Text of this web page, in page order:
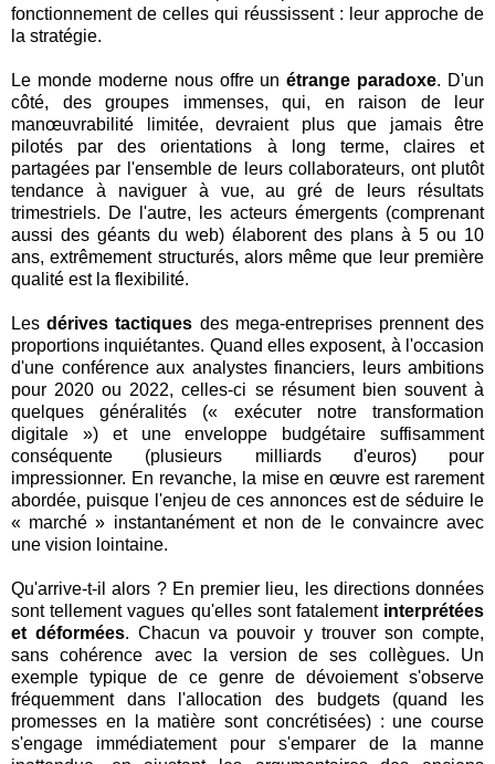
fonctionnement de celles qui réussissent : leur approche de
la stratégie.
Le monde moderne nous offre unétrange paradoxe. D'un
côté, des groupes immenses, qui, en raison de leur
manœuvrabilité limitée, devraient plus que jamais être
pilotés par des orientations à long terme, claires et
partagées par l'ensemble de leurs collaborateurs, ont plutôt
tendance à naviguer à vue, au gré de leurs résultats
trimestriels. De l'autre, les acteurs émergents (comprenant
aussi des géants du web) élaborent des plans à 5 ou 10
ans, extrêmement structurés, alors même que leur première
qualité est la flexibilité.
Lesdérives tactiques des mega-entreprises prennent des
proportions inquiétantes. Quand elles exposent, à l'occasion
d'une conférence aux analystes financiers, leurs ambitions
pour 2020 ou 2022, celles-ci se résument bien souvent à
quelques généralités (« exécuter notre transformation
digitale ») et une enveloppe budgétaire suffisamment
conséquente (plusieurs milliards d'euros) pour
impressionner. En revanche, la mise en œuvre est rarement
abordée, puisque l'enjeu de ces annonces est de séduire le
« marché » instantanément et non de le convaincre avec
une vision lointaine.
Qu'arrive-t-il alors ? En premier lieu, les directions données
sont tellement vagues qu'elles sont fatalement interprétées
et déformées. Chacun va pouvoir y trouver son compte,
sans cohérence avec la version de ses collègues. Un
exemple typique de ce genre de dévoiement s'observe
fréquemment dans l'allocation des budgets (quand les
promesses en la matière sont concrétisées) : une course
s'engage immédiatement pour s'emparer de la manne